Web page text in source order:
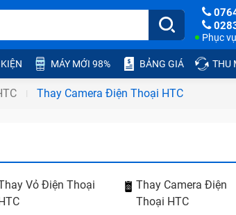
Phục
MÁY MỚI 98% BẢNG GIÁ THU
Thay Camera Điện Thoại HTC
Vỏ Điện Thoại
Thay Camera Điện
Thoại HTC